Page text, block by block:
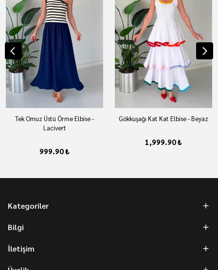
Tek Omuz Üstü Örme Elbise -
Lacivert
999.90 ₺
Gökkuşağı Kat Kat Elbise - Beyaz
1,999.90 ₺
Kategoriler
Bilgi
İletişim